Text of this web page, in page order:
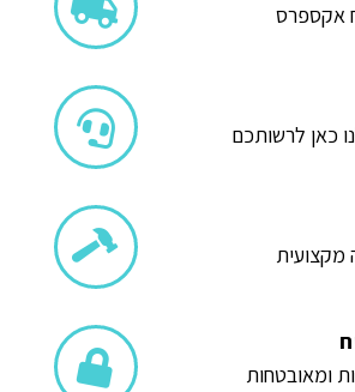
אקספרס
כאן לרשותכם
ומאובטחות